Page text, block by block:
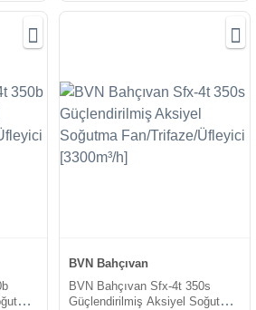
BVN Bahçıvan
BVN Bahçıvan Sfx-4t 350s
Güçlendirilmiş Aksiyel Soğutma